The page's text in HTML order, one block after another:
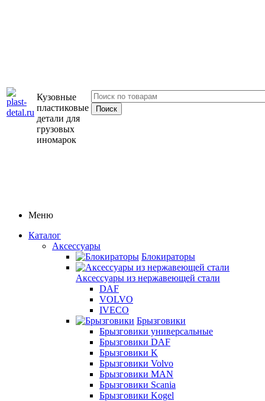
Кузовные
пластиковые
детали для
грузовых
иномарок
Меню
Каталог
Аксессуары
Блокираторы
Аксессуары из нержавеющей стали
DAF
VOLVO
IVECO
Брызговики
Брызговики универсальные
Брызговики DAF
Брызговики K
Брызговики Volvo
Брызговики MAN
Брызговики Scania
Брызговики Kogel